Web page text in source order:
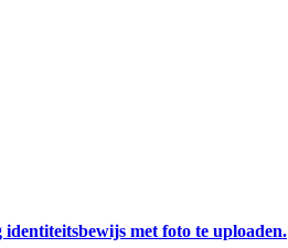
met foto te uploaden.